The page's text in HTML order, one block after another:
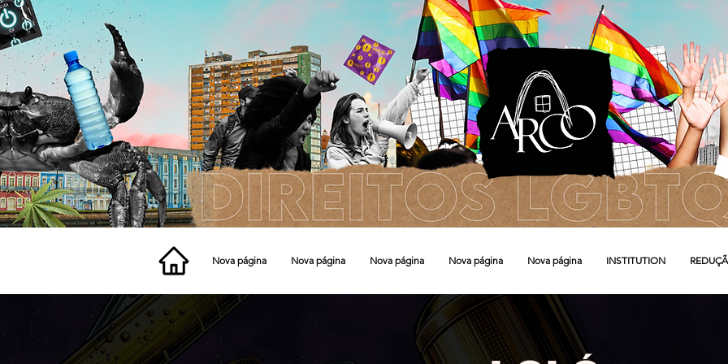
Nova página Nova página Nova página Nova página Nova página INSTITUTION